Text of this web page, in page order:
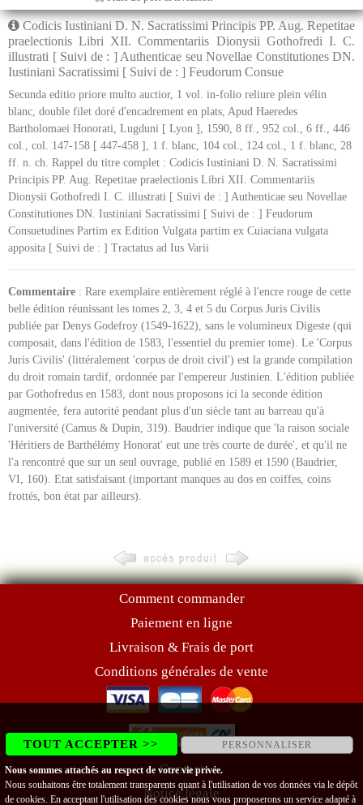
Codicis Iustiniani D. N. Sacratissimi Principis PP. Aug. Repetitae
praelectionis Libri XII. Commentariis Dionysii Gothofredi I. C.
illustrati [ Suivi de : ] Authenticae seu Novellae Constitutiones DN.
Iustiniani Sacratissimi [ Suivi de : ] Feudorum Consue
Secunda editio priore multo auctior, 1 vol. in-folio reliure plein vélin
blanc, double filet doré d'encadrement en plats, Apud Haeredes
Bartholomaei Honorati, Lugduni [ Lyon ], 1590, 8 ff., 952 col., 6 ff., 446
col., col. 147-158 [ 447-458 ], 1 f. blanc, 104 col., 124 col., 1 f. blanc, 28
ff. n. ch. Rappel du titre complet : Codicis Iustiniani D. N. Sacratissimi
Principis PP. Aug. Repetitae praelectionis Libri XII. Commentariis
Dionysii Gothofredi I. C. illustrati [ Suivi de : ] Authenticae seu Novellae
Constitutiones DN. Iustiniani Sacratissimi [ Suivi de : ] Feudorum
Consuetudines Partim ex Edition Vulgata partim ex Cuiaciana vulgata
apposita [ Suivi de : ] Tractatus ad Ius Varii
Commentaire : Rare exemplaire entièrement réglé à l'encre rouge de cette
belle édition réunissant les tomes 2, 3, 4 et 5 du Corpus Juris Civilis
publiée par Denys Godefroy (1549-1622), sans le volumineux Digeste (qui
composait, dans l'édition de 1583, l'essentiel du premier tome). Le 'Corpus
Juris Civilis' (littéralement 'corpus de droit civil') est la grande compilation
du droit romain tardif, ordonnée par l'empereur Justinien. L'édition publiée
par Gothofredus en 1583, dont nous proposons ici la seconde édition
augmentée, fera autorité pendant plus d'un siècle tant au barreau qu'à
l'université (Camus & Dupin, 319). Baudrier indique que 'la raison sociale
'Héritiers de Barthélémy Honorat' eut une très courte de durée', et qu'il ne
l'a rencontré que sur un seul ouvrage, publié en 1589 et 1590 (Baudrier,
VI, 160). Etat satisfaisant (important manques au dos en coiffes, coins
frottés, bon état par ailleurs).
Comment commander
Paiement en ligne
Livraison & Frais de port
Conditions générales de vente
Contact
Notice légale
TOUT ACCEPTER >> PERSONNALISER
Nous sommes attachés au respect de votre vie privée.
Nous souhaitons être totalement transparents quant à l'utilisation de vos données via le dépôt
de cookies. En acceptant l'utilisation des cookies nous vous proposerons un service adapté à